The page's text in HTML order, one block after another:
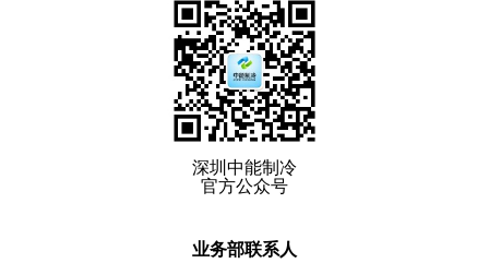
深圳中能制冷
官方公众号
业务部联系人